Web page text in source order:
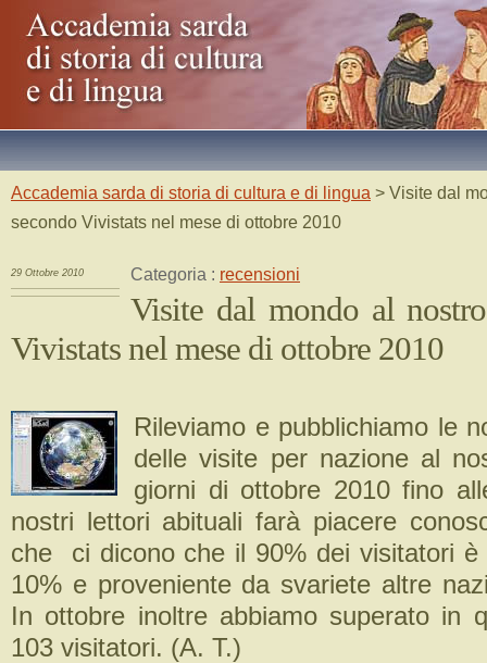
Accademia sarda di storia di cultura e di lingua > Visite dal
secondo Vivistats nel mese di ottobre 2010
29 Ottobre 2010 Categoria : recensioni
Visite dal mondo al
Vivistats nel mese di ottobre 2010
Rileviamo e pubblichiamo le
delle visite per nazione al
giorni di ottobre 2010 fino
nostri lettori abituali farà piacere
che ci dicono che il 90% dei visitatori è
10% e proveniente da svariete altre
In ottobre inoltre abbiamo superato in
103 visitatori. (A. T.)